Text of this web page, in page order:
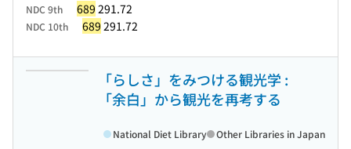
NDC 9th 689 291.72
NDC 10th 689 291.72
「らしさ」をみつける観光学 :
「余白」から観光を再考する
National Diet Library Other Libraries in Japan